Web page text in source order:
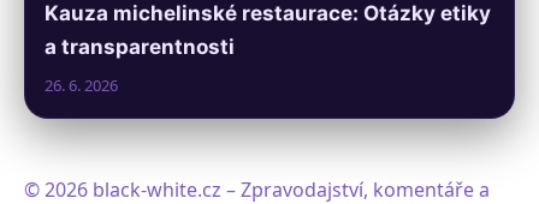
Kauza michelinské restaurace: Otázky etiky
a transparentnosti
26. 6. 2026
© 2026 black-white.cz – Zpravodajství, komentáře a